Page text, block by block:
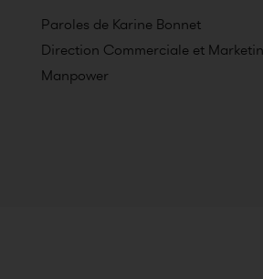
Paroles de Karine Bonnet
Direction Commerciale et
Manpower